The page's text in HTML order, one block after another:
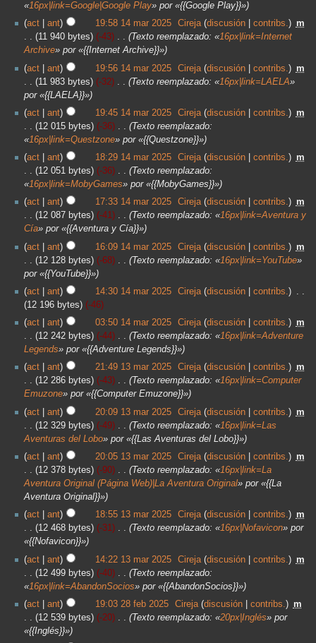
«16px|link=Google|Google Play» por «{{Google Play}}»
act
ant 19:58 14 mar 2025 Cireja discusión contribs.
m
11 940 bytes
-43 Texto reemplazado: «16px|link=Internet
Archive» por «{{Internet Archive}}»
act
ant 19:56 14 mar 2025 Cireja discusión contribs.
m
11 983 bytes
-32 Texto reemplazado: «16px|link=LAELA»
por «{{LAELA}}»
act
ant 19:45 14 mar 2025 Cireja discusión contribs.
m
12 015 bytes
-36
Texto reemplazado:
«16px|link=Questzone» por «{{Questzone}}»
act
ant 18:29 14 mar 2025 Cireja discusión contribs.
m
12 051 bytes
-36
Texto reemplazado:
«16px|link=MobyGames» por «{{MobyGames}}»
act
ant 17:33 14 mar 2025 Cireja discusión contribs.
m
12 087 bytes
-41 Texto reemplazado: «16px|link=Aventura y
Cía» por «{{Aventura y Cía}}»
act
ant 16:09 14 mar 2025 Cireja discusión contribs.
m
12 128 bytes
-68 Texto reemplazado: «16px|link=YouTube»
por «{{YouTube}}»
act
ant 14:30 14 mar 2025 Cireja discusión contribs.
12 196 bytes
-46
act
ant 03:50 14 mar 2025 Cireja discusión contribs.
m
12 242 bytes
-44 Texto reemplazado: «16px|link=Adventure
Legends» por «{{Adventure Legends}}»
act
ant 21:49 13 mar 2025 Cireja discusión contribs.
m
12 286 bytes
-43 Texto reemplazado: «16px|link=Computer
Emuzone» por «{{Computer Emuzone}}»
act
ant 20:09 13 mar 2025 Cireja discusión contribs.
m
12 329 bytes
-49 Texto reemplazado: «16px|link=Las
Aventuras del Lobo» por «{{Las Aventuras del Lobo}}»
act
ant 20:05 13 mar 2025 Cireja discusión contribs.
m
12 378 bytes
-90 Texto reemplazado: «16px|link=La
Aventura Original (Página Web)|La Aventura Original» por «{{La
Aventura Original}}»
act
ant 18:55 13 mar 2025 Cireja discusión contribs.
m
12 468 bytes
-31 Texto reemplazado: «16px|Nofavicon» por
«{{Nofavicon}}»
act
ant 14:22 13 mar 2025 Cireja discusión contribs.
m
12 499 bytes
-40
Texto reemplazado:
«16px|link=AbandonSocios» por «{{AbandonSocios}}»
act
ant 19:03 28 feb 2025 Cireja discusión contribs.
m
12 539 bytes
-20 Texto reemplazado: «20px|Inglés» por
«{{Inglés}}»